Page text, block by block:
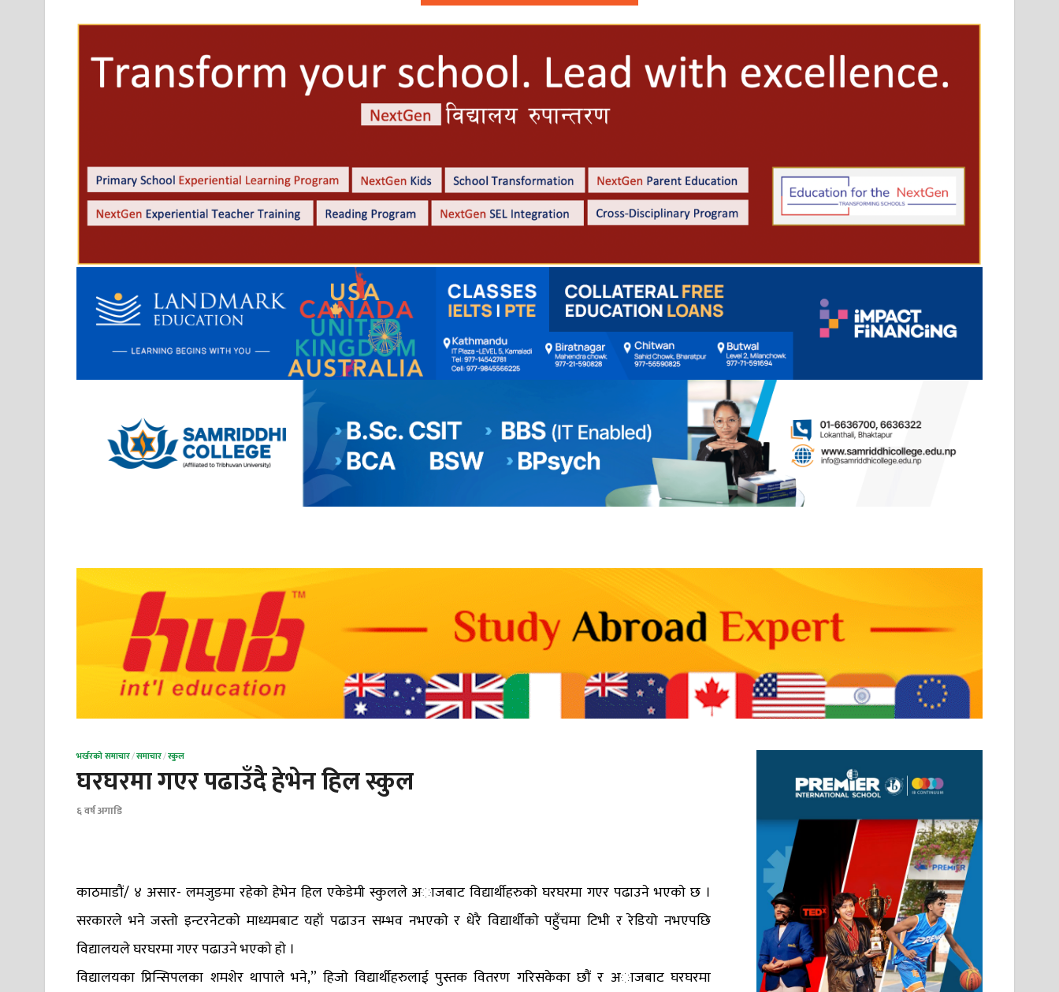
भर्खरको समाचार/समाचार/स्कुल
घरघरमा गएर पढाउँदै हेभेन हिल स्कुल
६ वर्ष अगाडि
काठमाडौं/ ४ असार- लमजुङमा रहेकाे हेभेन हिल एकेडेमी स्कुलले अाजबाट विद्यार्थीहरुकाे घरघरमा गएर पढाउने भएकाे छ ।
सरकारले भने जस्ताे इन्टरनेटकाे माध्यमबाट यहाँ पढाउन सम्भव नभएकाे र धेरै विद्यार्थीकाे पहुँचमा टिभी र रेडियो नभएपछि
विद्यालयले घरघरमा गएर पढाउने भएकाे हाे ।
विद्यालयका प्रिन्सिपलका शमशेर थापाले भने,” हिजाे विद्यार्थीहरुलाई पुस्तक वितरण गरिसकेका छाैं र अाजबाट घरघरमा